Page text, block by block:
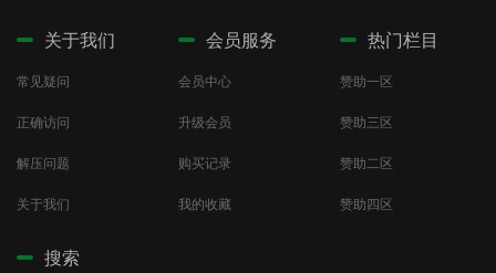
关于我们
常见疑问
正确访问
解压问题
关于我们
会员服务
会员中心
升级会员
购买记录
我的收藏
热门栏目
赞助一区
赞助三区
赞助二区
赞助四区
搜索